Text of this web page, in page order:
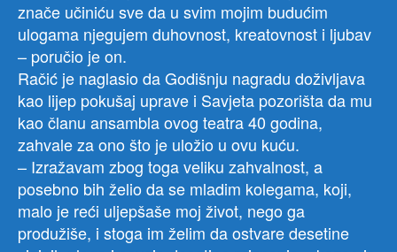
znače učiniću sve da u svim mojim budućim
ulogama njegujem duhovnost, kreatovnost i ljubav
– poručio je on.
Račić je naglasio da Godišnju nagradu doživljava
kao lijep pokušaj uprave i Savjeta pozorišta da mu
kao članu ansambla ovog teatra 40 godina,
zahvale za ono što je uložio u ovu kuću.
– Izražavam zbog toga veliku zahvalnost, a
posebno bih želio da se mladim kolegama, koji,
malo je reći uljepšaše moj život, nego ga
produžiše, i stoga im želim da ostvare desetine